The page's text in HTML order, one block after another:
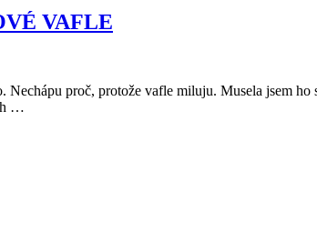
VAFLE
proč, protože vafle miluju. Musela jsem
…